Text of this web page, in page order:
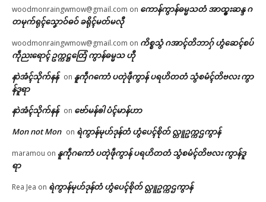
woodmonraingwmow@gmail.com on ကောန်ကွာန်ဓမ္မသတံ အာထ္ၜးဆန္ဒ ဂ
တမုက်ရုၚ်သၞောဝ်ဓဝ် ခရိုၚ်မတ်မလီု
woodmonraingwmow@gmail.com on ကိစ္စသွံ ဂအာၚ်တိဘာဂှ် ဟွံဆေၚ်စပ်
ကဵုညးရောၚ် ဥက္ကဋ္ဌတြေံ ကွာန်ဓမ္မသ ဟီု
နာဲအံၚ်သိုက်နန် on နူကဵုဂကောံ ပတုဲဖဵုကွာန် ပရဟိတတံ သွံစမံၚ်တိဗလး ကွာ
န်ဒူရာ
နာဲအံၚ်သိုက်နန် on ဗော်မန်ၜါ ပံၚ်မာန်ဟာ
Mon not Mon on ရဲကွာန်မုဟ်ဒုန်တံ ဟွံပေၚ်စိုတ် လ္တူဥက္ကဌကွာန်
maramou on နူကဵုဂကောံ ပတုဲဖဵုကွာန် ပရဟိတတံ သွံစမံၚ်တိဗလး ကွာန်ဒူ
ရာ
Rea Jea on ရဲကွာန်မုဟ်ဒုန်တံ ဟွံပေၚ်စိုတ် လ္တူဥက္ကဌကွာန်